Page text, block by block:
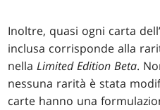
Inoltre, quasi ogni carta
inclusa corrisponde alla
nellaLimited Edition Beta.
nessuna rarità è stata
carte hanno una